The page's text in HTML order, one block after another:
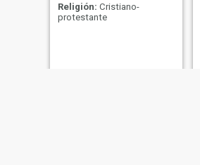
Religión: Cristiano-
protestante